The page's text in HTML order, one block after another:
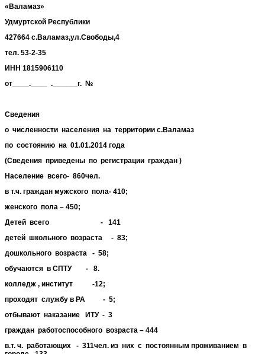
«Валамаз»
Удмуртской Республики
427664 с.Валамаз,ул.Свободы,4
тел. 53-2-35
ИНН 1815906110
от____.____ .______г. №
Сведения
о численности населения на территории с.Валамаз
по состоянию на 01.01.2014 года
(Сведения приведены по регистрации граждан )
Население всего- 860чел.
в т.ч. граждан мужского пола- 410;
женского пола – 450;
Детей всего - 141
детей школьного возраста - 83;
дошкольного возраста - 58;
обучаются в СПТУ - 8.
колледж , институт -12;
проходят службу в РА - 5;
отбывают наказание ИТУ - 3
граждан работоспособного возраста – 444
в.т. ч. работающих - 311чел. из них с постоянным проживанием в